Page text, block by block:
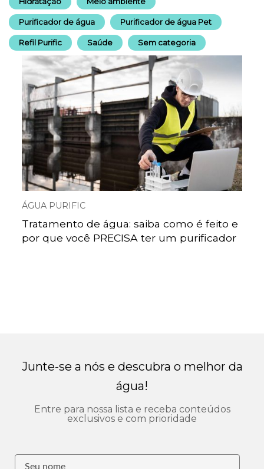
Purificador de água Purificador de água Pet
Refil Purific Saúde Sem categoria
ÁGUA PURIFIC
Tratamento de água: saiba como é feito e
por que você PRECISA ter um purificador
Junte-se a nós e descubra o melhor da
água!
Entre para nossa lista e receba conteúdos
exclusivos e com prioridade